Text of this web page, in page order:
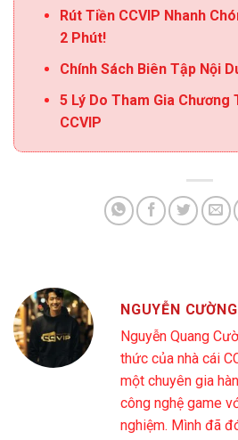
Rút Tiền CCVIP Nhanh
2 Phút!
Chính Sách Biên Tập Nội
5 Lý Do Tham Gia Chương
CCVIP
NGUYỄN CƯỜNG
Nguyễn Quang
thức của nhà cái
một chuyên gia
công nghệ game
nghiệm. Mình đã